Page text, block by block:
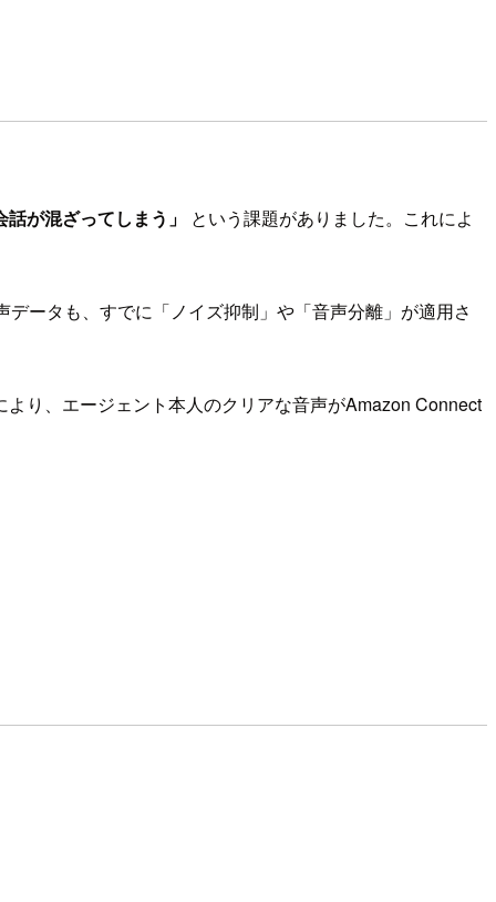
が混ざってしまう」 という課題がありました。これによ
ータも、すでに「ノイズ抑制」や「音声分離」が適用さ
り、エージェント本人のクリアな音声がAmazon Connect